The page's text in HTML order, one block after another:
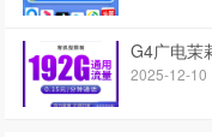
G4广电茉
2025-12-10